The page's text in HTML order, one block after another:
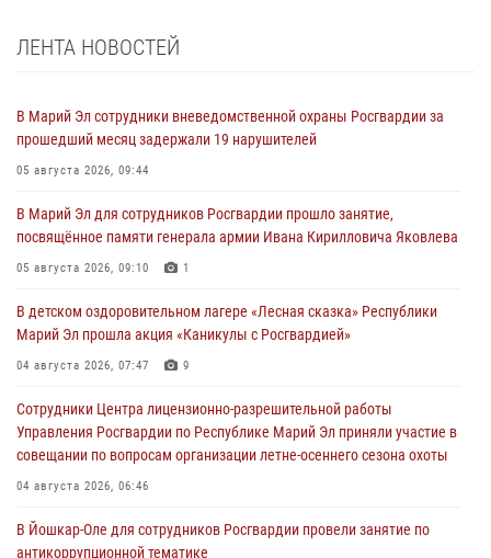
ЛЕНТА НОВОСТЕЙ
В Марий Эл сотрудники вневедомственной охраны Росгвардии за
прошедший месяц задержали 19 нарушителей
05 августа 2026, 09:44
В Марий Эл для сотрудников Росгвардии прошло занятие,
посвящённое памяти генерала армии Ивана Кирилловича Яковлева
05 августа 2026, 09:10 1
В детском оздоровительном лагере «Лесная сказка» Республики
Марий Эл прошла акция «Каникулы с Росгвардией»
04 августа 2026, 07:47 9
Сотрудники Центра лицензионно-разрешительной работы
Управления Росгвардии по Республике Марий Эл приняли участие в
совещании по вопросам организации летне-осеннего сезона охоты
04 августа 2026, 06:46
В Йошкар-Оле для сотрудников Росгвардии провели занятие по
антикоррупционной тематике